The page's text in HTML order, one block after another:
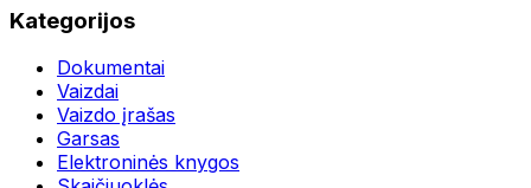
Kategorijos
Dokumentai
Vaizdai
Vaizdo įrašas
Garsas
Elektroninės knygos